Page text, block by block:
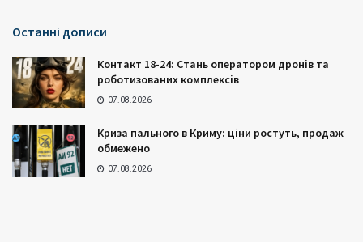
Останні дописи
Контакт 18-24: Стань оператором дронів та
роботизованих комплексів
07.08.2026
Криза пального в Криму: ціни ростуть, продаж
обмежено
07.08.2026